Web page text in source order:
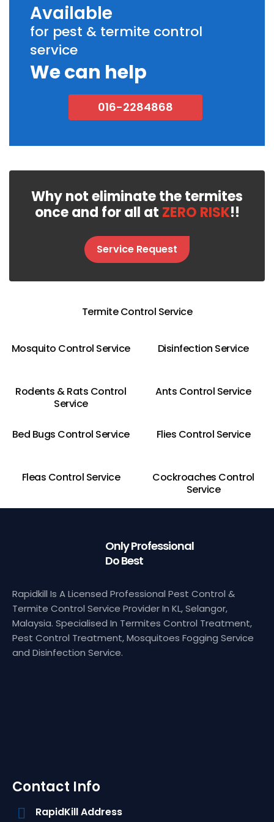
Available
for pest & termite control
service
We can help
016-2284868
Why not eliminate the termites
once and for all at ZERO RISK!!
Service Request
Termite Control Service
Mosquito Control Service Disinfection Service
Rodents & Rats Control
Service
Ants Control Service
Bed Bugs Control Service Flies Control Service
Fleas Control Service
Cockroaches Control
Service
Only Professional
Do Best
Rapidkill Is A Licensed Professional Pest Control &
Termite Control Service Provider In KL, Selangor,
Malaysia. Specialised In Termites Control Treatment,
Pest Control Treatment, Mosquitoes Fogging Service
and Disinfection Service.
Contact Info
RapidKill Address